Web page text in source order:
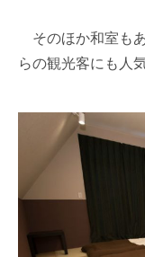
そのほか和室も
らの観光客にも人